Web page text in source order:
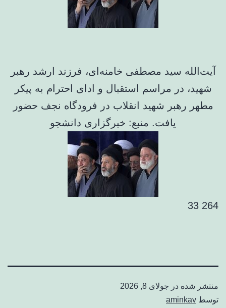
آیت‌الله سید مصطفی خامنه‌ای، فرزند ارشد رهبر
شهید، در مراسم استقبال و ادای احترام به پیکر
مطهر رهبر شهید انقلاب در فرودگاه نجف حضور
یافت. منبع: خبرگزاری دانشجو
264 33
منتشر شده در جولای 8, 2026
توسط aminkav